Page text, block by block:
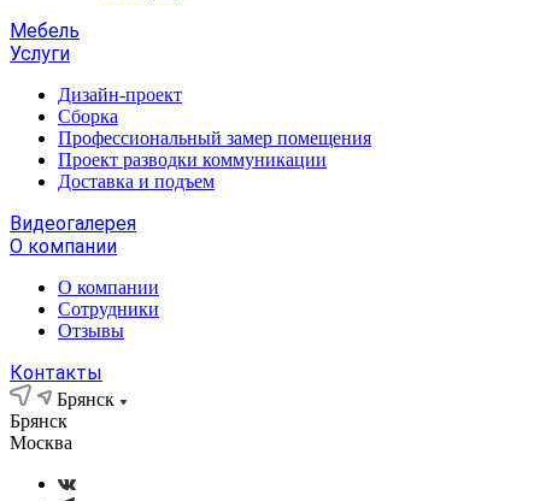
Мебель
Услуги
Дизайн-проект
Сборка
Профессиональный замер помещения
Проект разводки коммуникации
Доставка и подъем
Видеогалерея
О компании
О компании
Сотрудники
Отзывы
Контакты
Брянск
Брянск
Москва